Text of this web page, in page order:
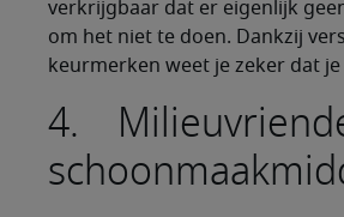
verkrijgbaar dat er eigenlijk
om het niet te doen. Dankzij
keurmerken weet je zeker dat je
4.